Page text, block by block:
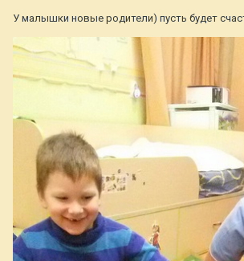
У малышки новые родители) пусть будет